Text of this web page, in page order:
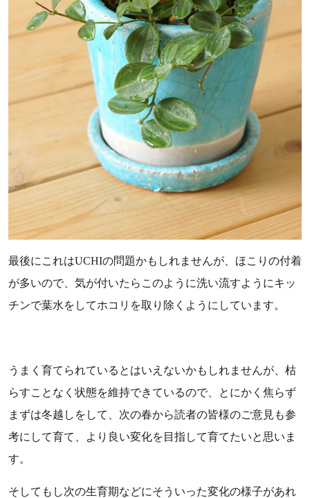
最後にこれはUCHIの問題かもしれませんが、ほこりの付着
が多いので、気が付いたらこのように洗い流すようにキッ
チンで葉水をしてホコリを取り除くようにしています。
うまく育てられているとはいえないかもしれませんが、枯
らすことなく状態を維持できているので、とにかく焦らず
まずは冬越しをして、次の春から読者の皆様のご意見も参
考にして育て、より良い変化を目指して育てたいと思いま
す。
そしてもし次の生育期などにそういった変化の様子があれ